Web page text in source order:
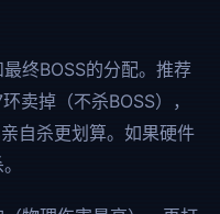
终BOSS的分配。推荐
卖掉（不杀BOSS），
自杀更划算。如果硬件